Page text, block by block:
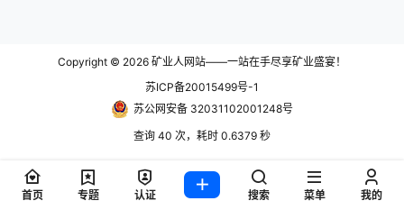
Copyright © 2026 矿业人网站——一站在手尽享矿业盛宴！
苏ICP备20015499号-1
苏公网安备 32031102001248号
查询 40 次，耗时 0.6379 秒
首页 专题 认证 搜索 菜单 我的